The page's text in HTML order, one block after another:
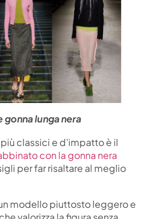
gonna lunga nera
classici e d’impatto è il
con la gonna nera
per far risaltare al meglio
modello piuttosto leggero e